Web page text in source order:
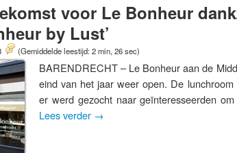
voor Le Bonheur
by Lust’
(Gemiddelde leestijd: 2 min, 26 sec)
BARENDRECHT – Le Bonheur aan de
eind van het jaar weer open. De
er werd gezocht naar geïnteresseerden
Lees verder →